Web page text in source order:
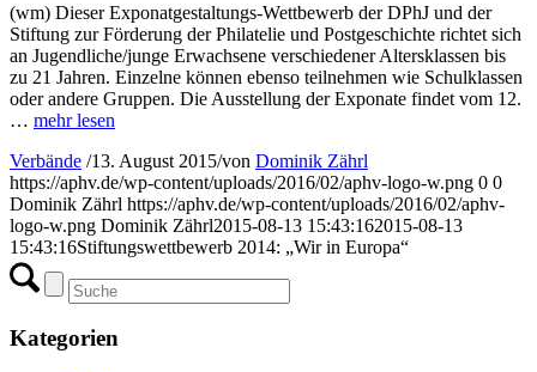
(wm) Dieser Exponatgestaltungs-Wettbewerb der DPhJ und der
Stiftung zur Förderung der Philatelie und Postgeschichte richtet sich
an Jugendliche/junge Erwachsene verschiedener Altersklassen bis
zu 21 Jahren. Einzelne können ebenso teilnehmen wie Schulklassen
oder andere Gruppen. Die Ausstellung der Exponate findet vom 12.
… mehr lesen
Verbände /13. August 2015/von Dominik Zährl
https://aphv.de/wp-content/uploads/2016/02/aphv-logo-w.png 0 0
Dominik Zährl https://aphv.de/wp-content/uploads/2016/02/aphv-
logo-w.png Dominik Zährl2015-08-13 15:43:162015-08-13
15:43:16Stiftungswettbewerb 2014: „Wir in Europa“
Kategorien